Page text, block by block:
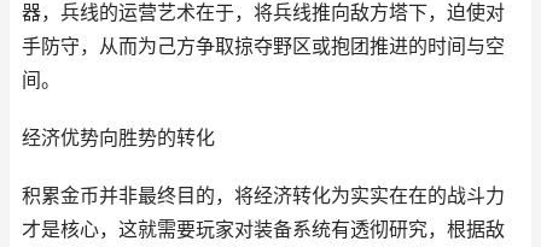
器，兵线的运营艺术在于，将兵线推向敌方塔下，迫使对
手防守，从而为己方争取掠夺野区或抱团推进的时间与空
间。
经济优势向胜势的转化
积累金币并非最终目的，将经济转化为实实在在的战斗力
才是核心，这就需要玩家对装备系统有透彻研究，根据敌